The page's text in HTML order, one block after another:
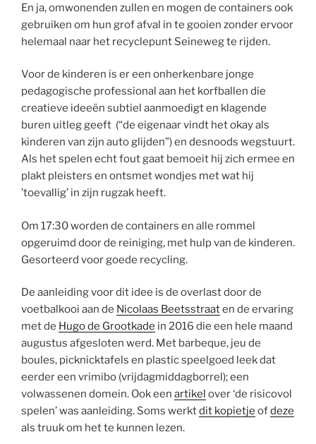
En ja, omwonenden zullen en mogen de containers ook
gebruiken om hun grof afval in te gooien zonder ervoor
helemaal naar het recyclepunt Seineweg te rijden.
Voor de kinderen is er een onherkenbare jonge
pedagogische professional aan het korfballen die
creatieve ideeën subtiel aanmoedigt en klagende
buren uitleg geeft (“de eigenaar vindt het okay als
kinderen van zijn auto glijden”) en desnoods wegstuurt.
Als het spelen echt fout gaat bemoeit hij zich ermee en
plakt pleisters en ontsmet wondjes met wat hij
’toevallig’ in zijn rugzak heeft.
Om 17:30 worden de containers en alle rommel
opgeruimd door de reiniging, met hulp van de kinderen.
Gesorteerd voor goede recycling.
De aanleiding voor dit idee is de overlast door de
voetbalkooi aan de Nicolaas Beetsstraaten de ervaring
met de Hugo de Grootkade in 2016 die een hele maand
augustus afgesloten werd. Met barbeque, jeu de
boules, picknicktafels en plastic speelgoed leek dat
eerder een vrimibo (vrijdagmiddagborrel); een
volwassenen domein. Ook een artikel over ‘de risicovol
spelen’ was aanleiding. Soms werktdit kopietje ofdeze
als truuk om het te kunnen lezen.